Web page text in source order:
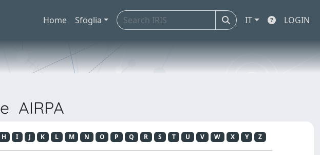
Home Sfoglia IT LOGIN
AIRPA
H I J K L M N O P Q R S T U V W X Y Z